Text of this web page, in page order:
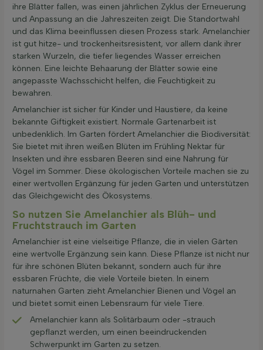
ihre Blätter fallen, was einen jährlichen Zyklus der Erneuerung
und Anpassung an die Jahreszeiten zeigt. Die Standortwahl
und das Klima beeinflussen diesen Prozess stark. Amelanchier
ist gut hitze- und trockenheitsresistent, vor allem dank ihrer
starken Wurzeln, die tiefer liegendes Wasser erreichen
können. Eine leichte Behaarung der Blätter sowie eine
angepasste Wachsschicht helfen, die Feuchtigkeit zu
bewahren.
Amelanchier ist sicher für Kinder und Haustiere, da keine
bekannte Giftigkeit existiert. Normale Gartenarbeit ist
unbedenklich. Im Garten fördert Amelanchier die Biodiversität:
Sie bietet mit ihren weißen Blüten im Frühling Nektar für
Insekten und ihre essbaren Beeren sind eine Nahrung für
Vögel im Sommer. Diese ökologischen Vorteile machen sie zu
einer wertvollen Ergänzung für jeden Garten und unterstützen
das Gleichgewicht des Ökosystems.
So nutzen Sie Amelanchier als Blüh- und
Fruchtstrauch im Garten
Amelanchier ist eine vielseitige Pflanze, die in vielen Gärten
eine wertvolle Ergänzung sein kann. Diese Pflanze ist nicht nur
für ihre schönen Blüten bekannt, sondern auch für ihre
essbaren Früchte, die viele Vorteile bieten. In einem
naturnahen Garten zieht Amelanchier Bienen und Vögel an
und bietet somit einen Lebensraum für viele Tiere.
Amelanchier kann als Solitärbaum oder -strauch
gepflanzt werden, um einen beeindruckenden
Schwerpunkt im Garten zu setzen.